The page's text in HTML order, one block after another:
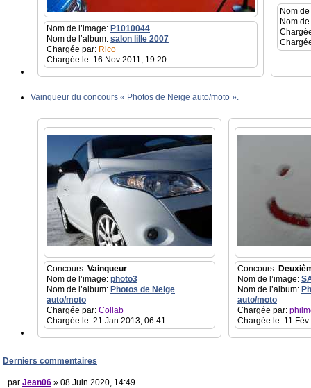
Nom de l’image: P1010044
Nom de l’album: salon lille 2007
Chargée par: Rico
Chargée le: 16 Nov 2011, 19:20
Nom
Nom
Vainqueur du concours « Photos de Neige auto/moto ».
Concours: Vainqueur
Nom de l’image: photo3
Nom de l’album: Photos de Neige
auto/moto
Chargée par: Collab
Chargée le: 21 Jan 2013, 06:41
Concours:
Nom de l’image:
Nom de l’album:
auto/moto
Chargée par:
Chargée le: 11
Derniers commentaires
par Jean06 » 08 Juin 2020, 14:49